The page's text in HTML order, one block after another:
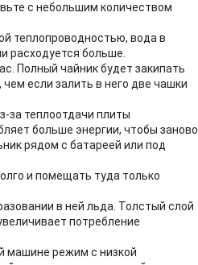
с небольшим количеством
теплопроводностью, вода в
расходуется больше.
Полный чайник будет закипать
если залить в него две чашки
за теплоотдачи плиты
больше энергии, чтобы заново
рядом с батареей или под
и помещать туда только
в ней льда. Толстый слой
потребление
машине режим с низкой